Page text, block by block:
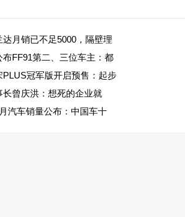
达月销已不足5000，隔壁理
布FF91第二、三位车主：都
PLUS冠军版开启预售：起步
长曾庆洪：想死的企业就
汽车销量公布：中国车十